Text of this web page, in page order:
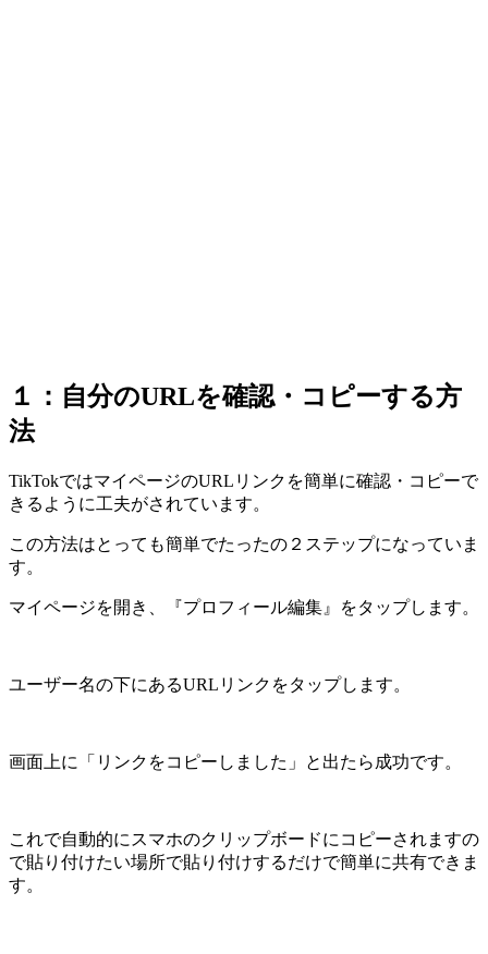
１：自分のURLを確認・コピーする方
法
TikTokではマイページのURLリンクを簡単に確認・コピーで
きるように工夫がされています。
この方法はとっても簡単でたったの２ステップになっていま
す。
マイページを開き、『プロフィール編集』をタップします。
ユーザー名の下にあるURLリンクをタップします。
画面上に「リンクをコピーしました」と出たら成功です。
これで自動的にスマホのクリップボードにコピーされますの
で貼り付けたい場所で貼り付けするだけで簡単に共有できま
す。